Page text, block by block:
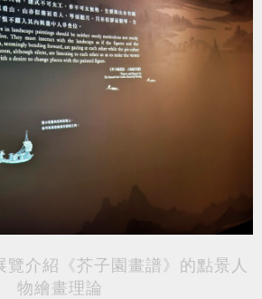
覽介紹《芥子園畫譜》的點景人
物繪畫理論